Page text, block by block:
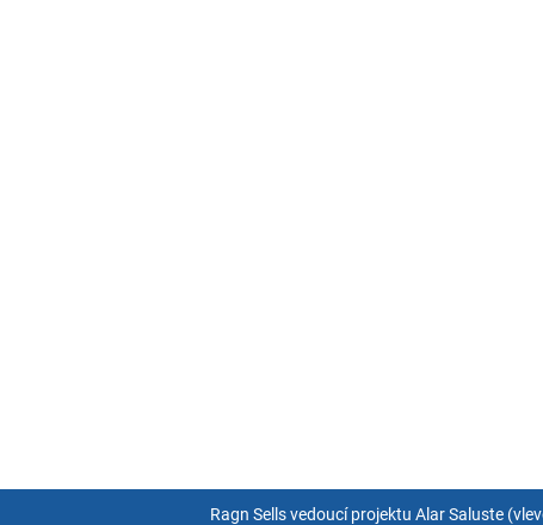
Ragn Sells vedoucí projektu Alar Saluste